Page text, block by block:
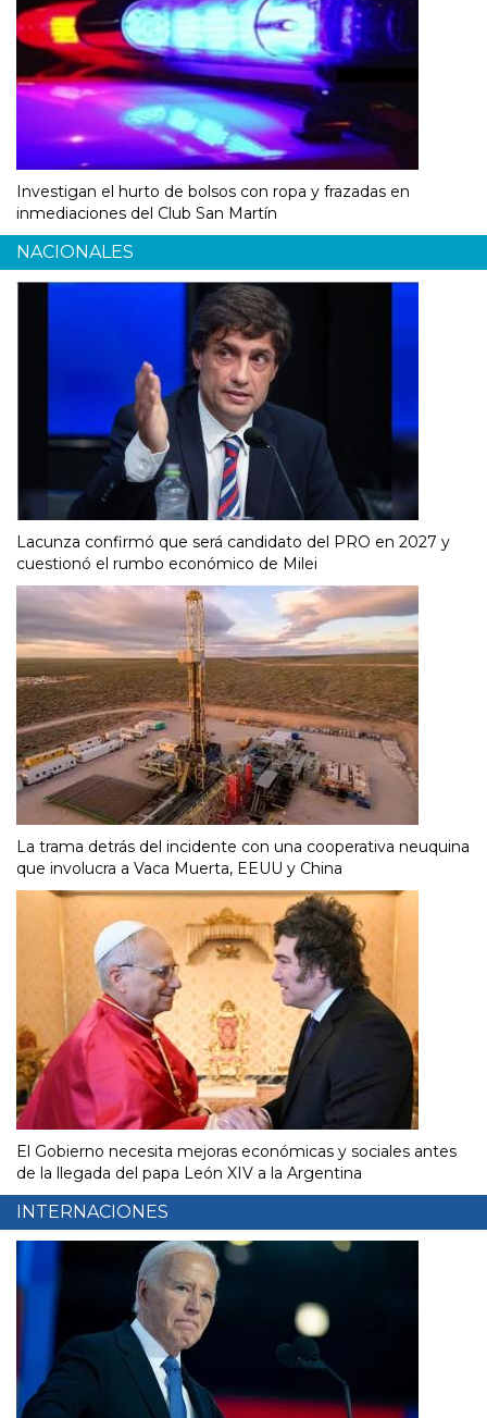
Investigan el hurto de bolsos con ropa y frazadas en
inmediaciones del Club San Martín
NACIONALES
Lacunza confirmó que será candidato del PRO en 2027 y
cuestionó el rumbo económico de Milei
La trama detrás del incidente con una cooperativa neuquina
que involucra a Vaca Muerta, EEUU y China
El Gobierno necesita mejoras económicas y sociales antes
de la llegada del papa León XIV a la Argentina
INTERNACIONES